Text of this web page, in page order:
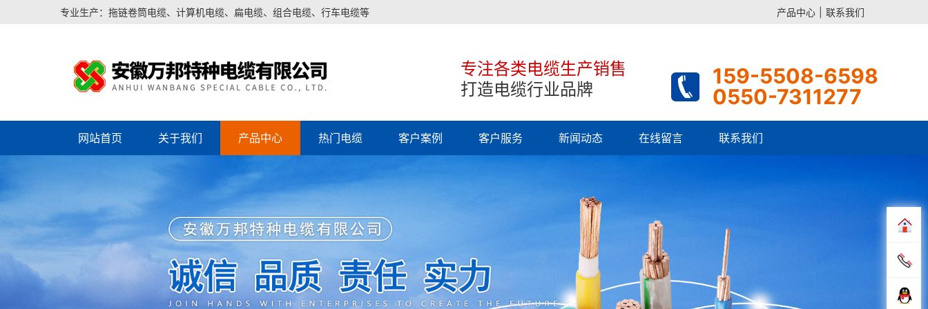
专业生产：拖链卷筒电缆、计算机电缆、扁电缆、组合电缆、行车电缆等 产品中心 联系我们
专注各类电缆生产销售
打造电缆行业品牌
159-5508-6598
0550-7311277
网站首页 关于我们 产品中心 热门电缆 客户案例 客户服务 新闻动态 在线留言 联系我们